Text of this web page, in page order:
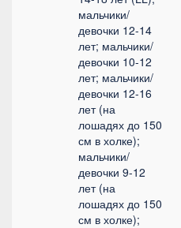
мальчики/
девочки 12-14
лет; мальчики/
девочки 10-12
лет; мальчики/
девочки 12-16
лет (на
лошадях до 150
см в холке);
мальчики/
девочки 9-12
лет (на
лошадях до 150
см в холке);